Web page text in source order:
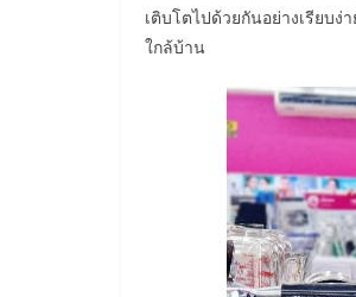
เติบโตไปด้วยกันอย่างเรียบ
ใกล้บ้าน